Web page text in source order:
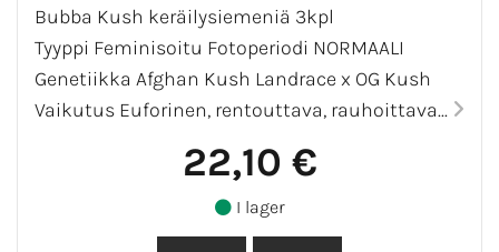
Bubba Kush keräilysiemeniä 3kpl
Tyyppi Feminisoitu Fotoperiodi NORMAALI
Genetiikka Afghan Kush Landrace x OG Kush
Vaikutus Euforinen, rentouttava, rauhoittava...
22,10 €
I lager